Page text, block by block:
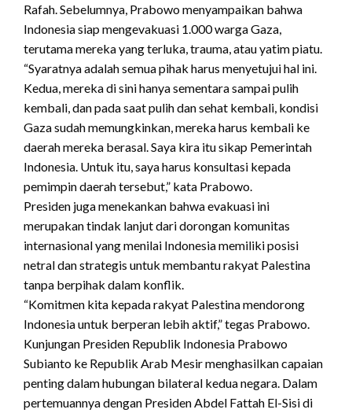
Rafah. Sebelumnya, Prabowo menyampaikan bahwa
Indonesia siap mengevakuasi 1.000 warga Gaza,
terutama mereka yang terluka, trauma, atau yatim piatu.
“Syaratnya adalah semua pihak harus menyetujui hal ini.
Kedua, mereka di sini hanya sementara sampai pulih
kembali, dan pada saat pulih dan sehat kembali, kondisi
Gaza sudah memungkinkan, mereka harus kembali ke
daerah mereka berasal. Saya kira itu sikap Pemerintah
Indonesia. Untuk itu, saya harus konsultasi kepada
pemimpin daerah tersebut,” kata Prabowo.
Presiden juga menekankan bahwa evakuasi ini
merupakan tindak lanjut dari dorongan komunitas
internasional yang menilai Indonesia memiliki posisi
netral dan strategis untuk membantu rakyat Palestina
tanpa berpihak dalam konflik.
“Komitmen kita kepada rakyat Palestina mendorong
Indonesia untuk berperan lebih aktif,” tegas Prabowo.
Kunjungan Presiden Republik Indonesia Prabowo
Subianto ke Republik Arab Mesir menghasilkan capaian
penting dalam hubungan bilateral kedua negara. Dalam
pertemuannya dengan Presiden Abdel Fattah El-Sisi di